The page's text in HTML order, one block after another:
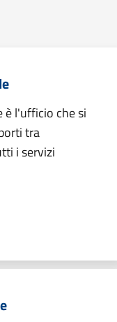
è l'ufficio che si
tra
i servizi